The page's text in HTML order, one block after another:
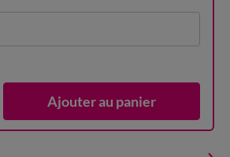
Ajouter au panier